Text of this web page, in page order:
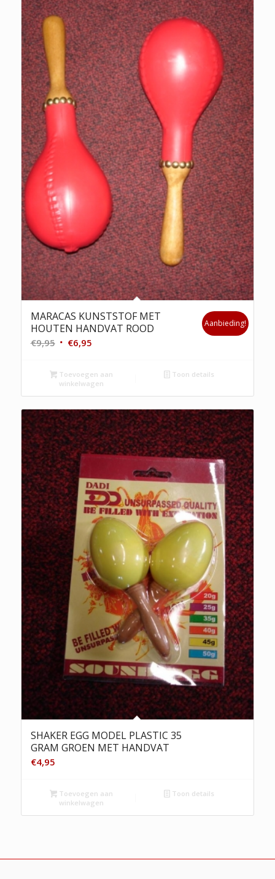
MARACAS KUNSTSTOF MET
HOUTEN HANDVAT ROOD
€9,95 Oorspronkelijke
was:
€9,95.
€6,95Huidige
is:
€6,95.
Aanbieding!
Toevoegen aan
winkelwagen
Toon details
SHAKER EGG MODEL PLASTIC 35
GRAM GROEN MET HANDVAT
€4,95
Toevoegen aan
winkelwagen
Toon details